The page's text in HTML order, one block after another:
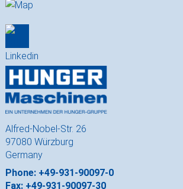
Alfred-Nobel-Str. 26
97080 Würzburg
Germany
Phone: +49-931-90097-0
Fax: +49-931-90097-30